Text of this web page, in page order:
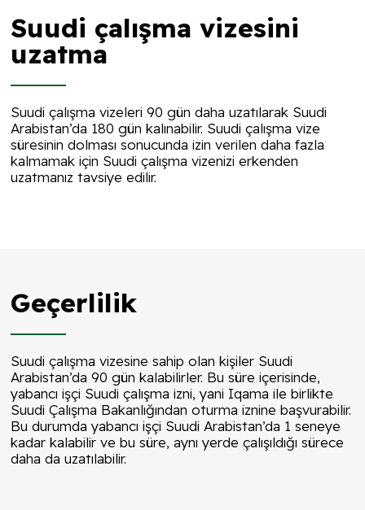
Suudi çalışma vizesini
uzatma
Suudi çalışma vizeleri 90 gün daha uzatılarak Suudi
Arabistan’da 180 gün kalınabilir. Suudi çalışma vize
süresinin dolması sonucunda izin verilen daha fazla
kalmamak için Suudi çalışma vizenizi erkenden
uzatmanız tavsiye edilir.
Geçerlilik
Suudi çalışma vizesine sahip olan kişiler Suudi
Arabistan’da 90 gün kalabilirler. Bu süre içerisinde,
yabancı işçi Suudi çalışma izni, yani Iqama ile birlikte
Suudi Çalışma Bakanlığından oturma iznine başvurabilir.
Bu durumda yabancı işçi Suudi Arabistan’da 1 seneye
kadar kalabilir ve bu süre, aynı yerde çalışıldığı sürece
daha da uzatılabilir.